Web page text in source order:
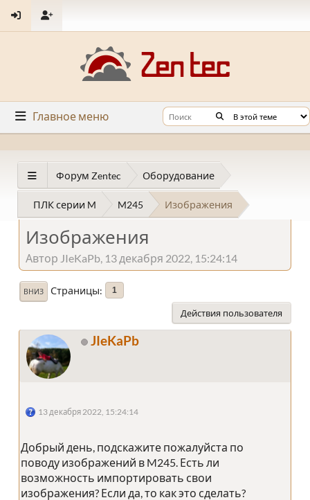
Главное меню
Форум Zentec Оборудование
ПЛК серии M M245 Изображения
Изображения
Автор JIeKaPb, 13 декабря 2022, 15:24:14
ВНИЗ Страницы 1
Действия пользователя
JIeKaPb
13 декабря 2022, 15:24:14
Добрый день, подскажите пожалуйста по
поводу изображений в M245. Есть ли
возможность импортировать свои
изображения? Если да, то как это сделать?